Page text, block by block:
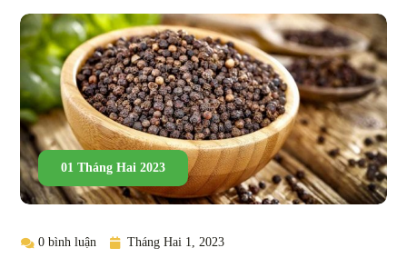
01 Tháng Hai 2023
0 bình luận Tháng Hai 1, 2023